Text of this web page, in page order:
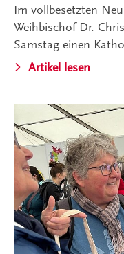
Im vollbesetzten
Weihbischof Dr.
Samstag einen
Artikel lesen